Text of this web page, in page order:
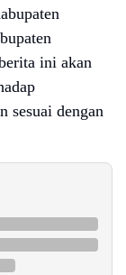
ini akan
sesuai dengan